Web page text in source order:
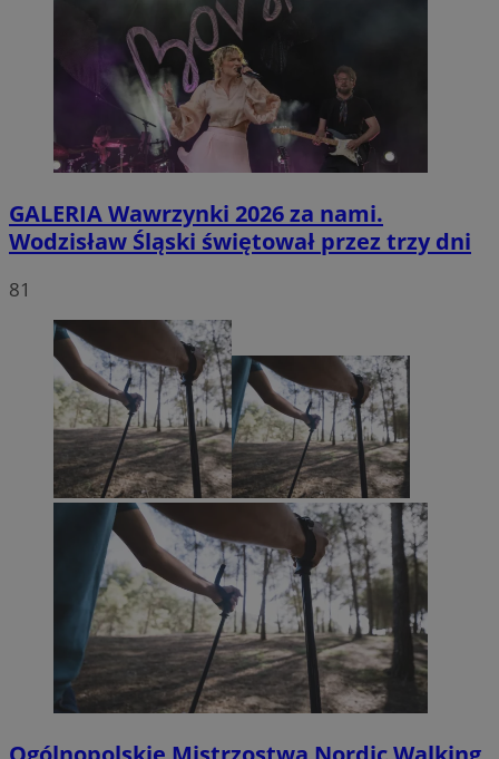
GALERIAWawrzynki 2026 za nami.
Wodzisław Śląski świętował przez trzy dni
81